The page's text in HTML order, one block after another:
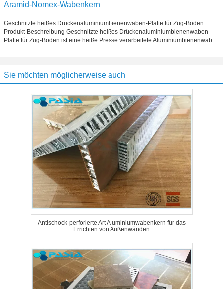
Aramid-Nomex-Wabenkern
Geschnitzte heißes Drückenaluminiumbienenwaben-Platte für Zug-Boden
Produkt-Beschreibung Geschnitzte heißes Drückenaluminiumbienenwaben-
Platte für Zug-Boden ist eine heiße Presse verarbeitete Aluminiumbienenwab...
Sie möchten möglicherweise auch
Antischock-perforierte Art Aluminiumwabenkern für das
Errichten von Außenwänden